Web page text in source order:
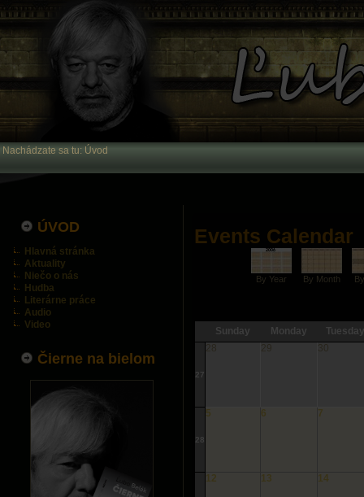
Nachádzate sa tu: Úvod
ÚVOD
Hlavná stránka
Aktuality
Niečo o nás
Hudba
Literárne práce
Audio
Video
Čierne na bielom
Events Calendar
By Year By Month
Sunday Monday Tuesday
27
28 29 30
28
5 6 7
12 13 14